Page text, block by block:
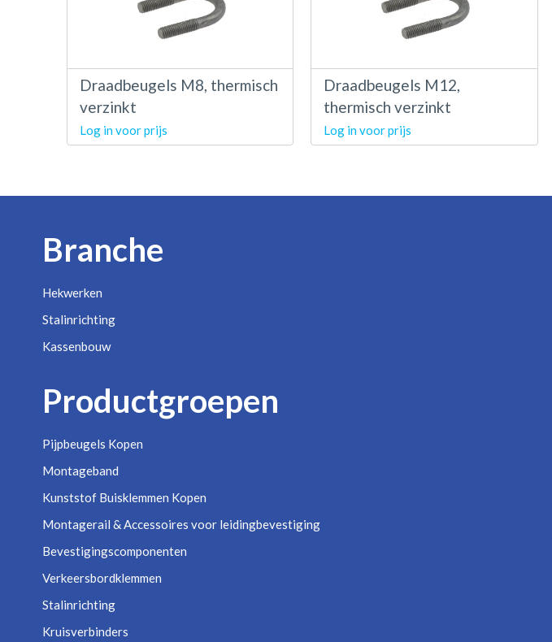
Draadbeugels M8, thermisch
verzinkt
Log in voor prijs
Draadbeugels M12,
thermisch verzinkt
Log in voor prijs
Branche
Hekwerken
Stalinrichting
Kassenbouw
Productgroepen
Pijpbeugels Kopen
Montageband
Kunststof Buisklemmen Kopen
Montagerail & Accessoires voor leidingbevestiging
Bevestigingscomponenten
Verkeersbordklemmen
Stalinrichting
Kruisverbinders